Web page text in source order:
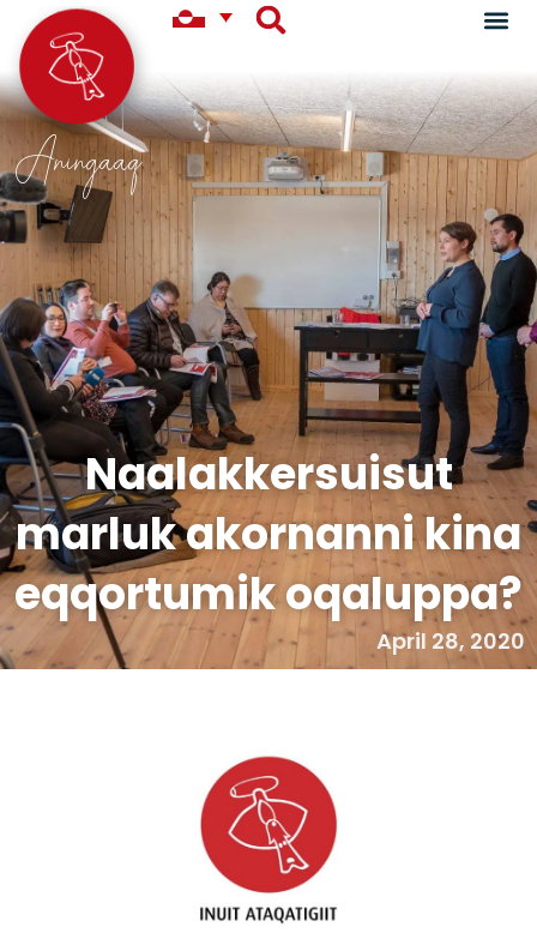
Aningaaq
Naalakkersuisut
marluk akornanni kina
eqqortumik oqaluppa?
April 28, 2020